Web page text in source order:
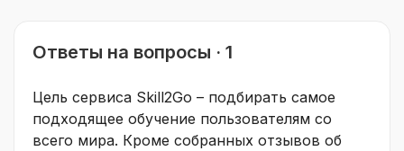
Ответы на вопросы · 1
Цель сервиса Skill2Go – подбирать самое
подходящее обучение пользователям со
всего мира. Кроме собранных отзывов об